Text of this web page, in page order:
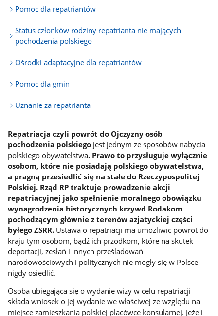
Pomoc dla repatriantów
Status członków rodziny repatrianta nie mających
pochodzenia polskiego
Ośrodki adaptacyjne dla repatriantów
Pomoc dla gmin
Uznanie za repatrianta
Repatriacja czyli powrót do Ojczyzny osób
pochodzenia polskiego jest jednym ze sposobów nabycia
polskiego obywatelstwa. Prawo to przysługuje wyłącznie
osobom, które nie posiadają polskiego obywatelstwa,
a pragną przesiedlić się na stałe do Rzeczypospolitej
Polskiej. Rząd RP traktuje prowadzenie akcji
repatriacyjnej jako spełnienie moralnego obowiązku
wynagrodzenia historycznych krzywd Rodakom
pochodzącym głównie z terenów azjatyckiej części
byłego ZSRR. Ustawa o repatriacji ma umożliwić powrót do
kraju tym osobom, bądź ich przodkom, które na skutek
deportacji, zesłań i innych prześladowań
narodowościowych i politycznych nie mogły się w Polsce
nigdy osiedlić.
Osoba ubiegająca się o wydanie wizy w celu repatriacji
składa wniosek o jej wydanie we właściwej ze względu na
miejsce zamieszkania polskiej placówce konsularnej. Jeżeli